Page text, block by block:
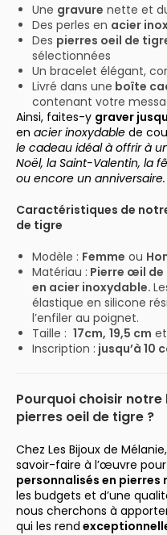
Une gravure nette et
Des perles en acier
Des pierres oeil de
sélectionnées
Un bracelet élégant,
Livré dans une boîte
contenant votre
Ainsi, faites-y graver
en acier inoxydable de
le cadeau idéal à offrir à
Noël, la Saint-Valentin, la
ou encore un anniversaire.
Caractéristiques de
de tigre
Modèle : Femme ou
Matériau : Pierre œil
en acier inoxydable.
élastique en silicone
l’enfiler au poignet.
Taille : 17cm, 19,5 cm et
Inscription : jusqu’à
Pourquoi choisir
pierres oeil de tigre ?
Chez Les Bijoux de
savoir-faire à l’œuvre
personnalisés en pierres
les budgets et d’une
nous cherchons à
qui les rend